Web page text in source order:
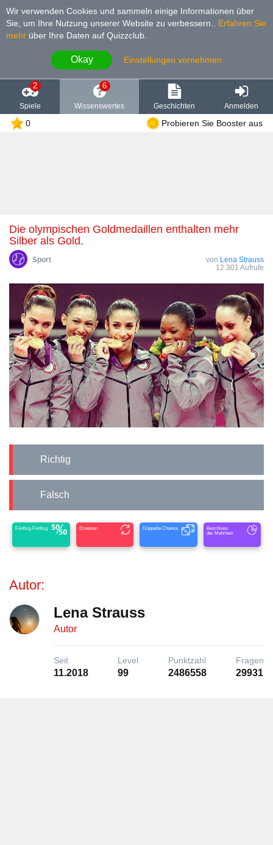
Wir verwenden Cookies und sammeln einige Informationen über
Sie, um Ihre Nutzung unserer Website zu verbessern.
Erfahren Sie
mehr über Ihre Daten auf Quizzclub.
Okay Einstellungen vornehmen
2
Spiele
6
Wissenswertes Geschichten Anmelden
0 Probieren Sie Booster aus
Die olympischen Goldmedaillen enthalten mehr
Silber als Gold.
Sport von Lena Strauss
12.301 Aufrufe
Richtig
Falsch
Fünfzig-Fünfzig Ersetzen Doppelte Chance
Beschluss
der Mehrheit
Autor:
Lena Strauss
Autor
Seit
11.2018
Level
99
Punktzahl
2486558
Fragen
29931